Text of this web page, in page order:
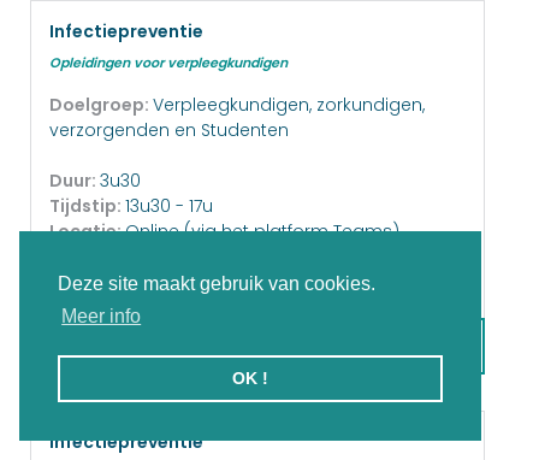
Deze site maakt gebruik van cookies.
Meer info
OK !
Infectiepreventie
Opleidingen voor verpleegkundigen
Doelgroep: Verpleegkundigen, zorkundigen,
verzorgenden en Studenten
Duur: 3u30
Tijdstip: 13u30 - 17u
Locatie:Online (via het platform Teams)
Kostprijs:55,- €
Infectiepreventie